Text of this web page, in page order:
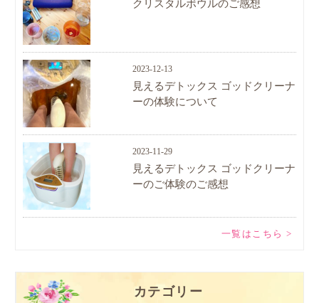
クリスタルボウルのご感想
2023-12-13
見えるデトックス ゴッドクリーナ
ーの体験について
2023-11-29
見えるデトックス ゴッドクリーナ
ーのご体験のご感想
一覧はこちら >
カテゴリー